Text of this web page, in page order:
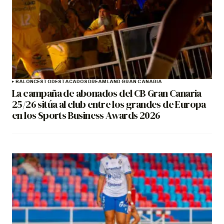
BALONCESTODESTACADOSDREAMLAND GRAN CANARIA
La campaña de abonados del CB Gran Canaria
25/26 sitúa al club entre los grandes de Europa
en los Sports Business Awards 2026